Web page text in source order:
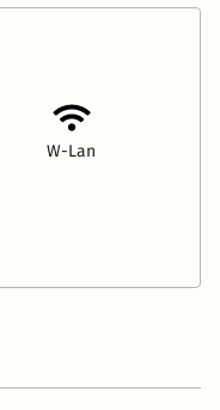
W-Lan